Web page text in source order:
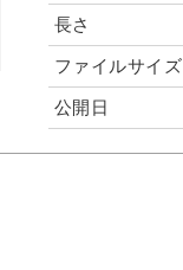
長さ
ファイルサイズ
公開日